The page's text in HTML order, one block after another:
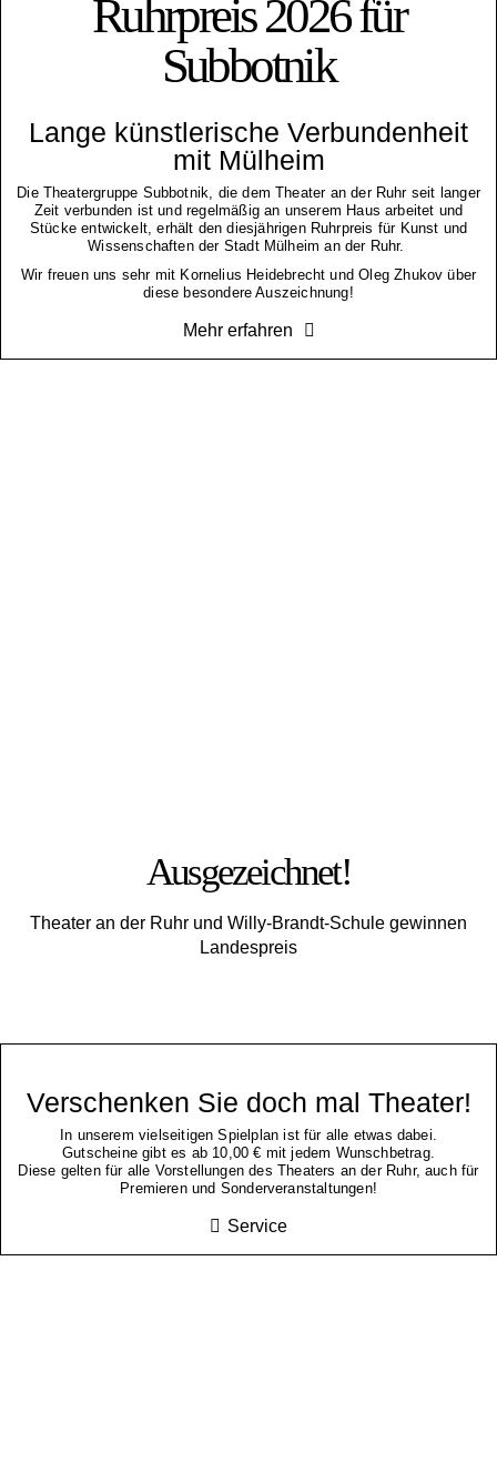
Ruhrpreis 2026 für
Subbotnik
Lange künstlerische Verbundenheit
mit Mülheim
Die Theatergruppe Subbotnik, die dem Theater an der Ruhr seit langer
Zeit verbunden ist und regelmäßig an unserem Haus arbeitet und
Stücke entwickelt, erhält den diesjährigen Ruhrpreis für Kunst und
Wissenschaften der Stadt Mülheim an der Ruhr.
Wir freuen uns sehr mit Kornelius Heidebrecht und Oleg Zhukov über
diese besondere Auszeichnung!
Mehr erfahren
Ausgezeichnet!
Theater an der Ruhr und Willy-Brandt-Schule gewinnen
Landespreis
Verschenken Sie doch mal Theater!
In unserem vielseitigen Spielplan ist für alle etwas dabei.
Gutscheine gibt es ab 10,00 € mit jedem Wunschbetrag.
Diese gelten für alle Vorstellungen des Theaters an der Ruhr, auch für
Premieren und Sonderveranstaltungen!
Service